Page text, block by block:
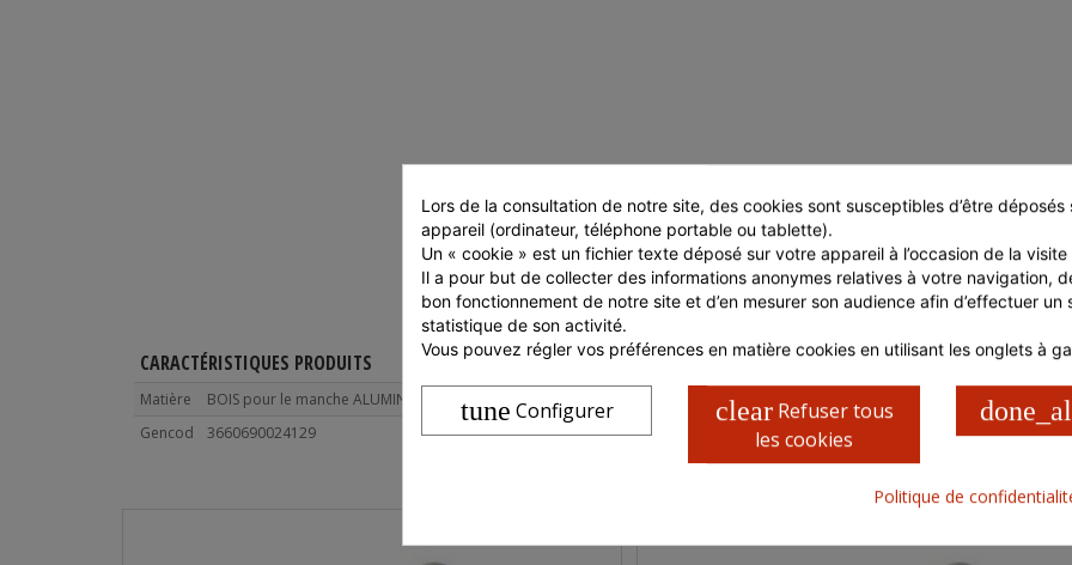
CARACTÉRISTIQUES PRODUITS
Matière
BOIS pour le manche ALUMINIUM pour la pelle.
Gencod
3660690024129
CARACTÉRISTIQUES COLIS
Poids brut en Kg
1
Lors de la consultation de notre site, des cookies sont susceptibles d’être déposés
appareil (ordinateur, téléphone portable ou tablette).
Un « cookie » est un fichier texte déposé sur votre appareil à l’occasion de la
Il a pour but de collecter des informations anonymes relatives à votre navigation,
bon fonctionnement de notre site et d’en mesurer son audience afin d’effectuer un
statistique de son activité.
Vous pouvez régler vos préférences en matière cookies en utilisant les onglets à
clear Refuser tous
les cookies
tune Configurer
Politique de